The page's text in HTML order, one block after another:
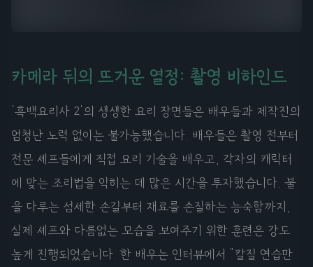
카메라 뒤의 뜨거운 열정: 촬영 비하인드
'흑백요리사 2'의 생생한 요리 장면들은 배우들과 제작진의
엄청난 노력 없이는 불가능했습니다. 배우들은 촬영 전부터
전문 셰프들에게 직접 요리 기술을 배우고, 각자의 캐릭터
에 맞는 조리법을 익히는 데 많은 시간을 투자했습니다. 불
을 다루는 섬세한 손길부터 재료를 손질하는 능숙함까지,
실제 셰프와 다름없는 모습을 보여주기 위한 훈련은 강도
높게 진행되었습니다. 한 배우는 인터뷰에서 "칼질 연습만